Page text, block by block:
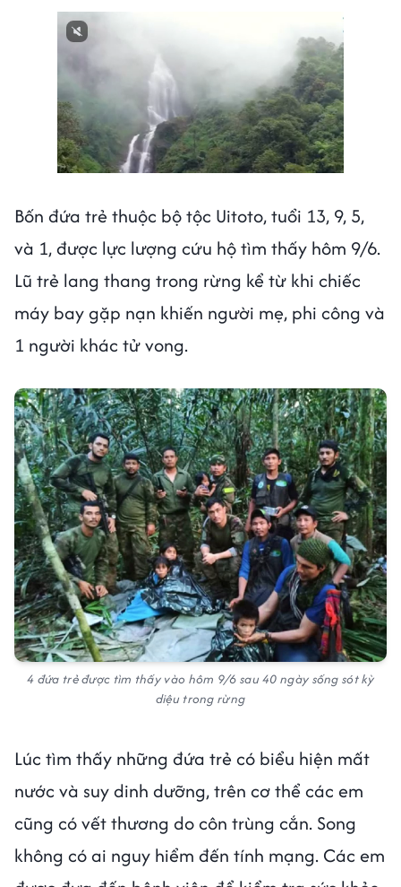
Bốn đứa trẻ thuộc bộ tộc Uitoto, tuổi 13, 9, 5,
và 1, được lực lượng cứu hộ tìm thấy hôm 9/6.
Lũ trẻ lang thang trong rừng kể từ khi chiếc
máy bay gặp nạn khiến người mẹ, phi công và
1 người khác tử vong.
4 đứa trẻ được tìm thấy vào hôm 9/6 sau 40 ngày sống sót kỳ
diệu trong rừng
Lúc tìm thấy những đứa trẻ có biểu hiện mất
nước và suy dinh dưỡng, trên cơ thể các em
cũng có vết thương do côn trùng cắn. Song
không có ai nguy hiểm đến tính mạng. Các em